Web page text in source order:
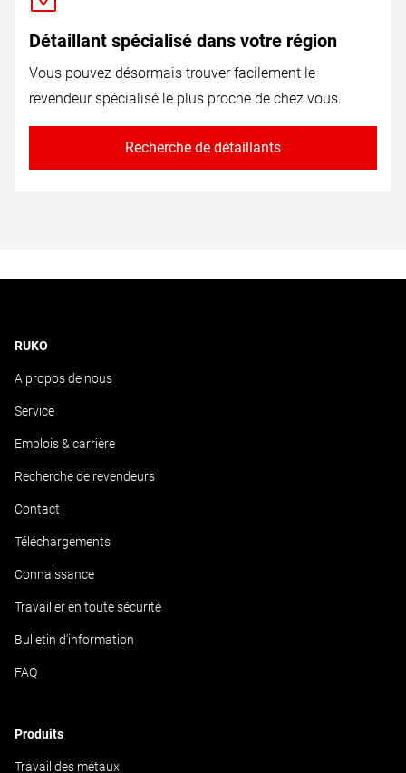
Détaillant spécialisé dans votre région
Vous pouvez désormais trouver facilement le
revendeur spécialisé le plus proche de chez vous.
Recherche de détaillants
RUKO
A propos de nous
Service
Emplois & carrière
Recherche de revendeurs
Contact
Téléchargements
Connaissance
Travailler en toute sécurité
Bulletin d'information
FAQ
Produits
Travail des métaux